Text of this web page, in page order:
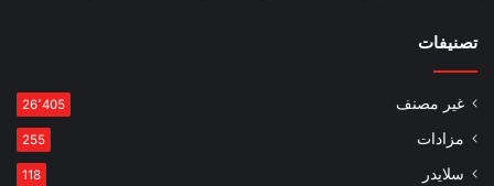
تصنيفات
غير مصنف 26٬405
مزادات 255
سلايدر 118